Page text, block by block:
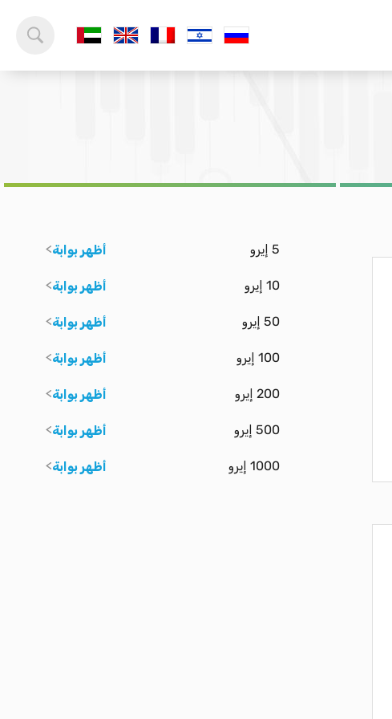
5 إيرو أظهر بوابة
10 إيرو أظهر بوابة
50 إيرو أظهر بوابة
100 إيرو أظهر بوابة
200 إيرو أظهر بوابة
500 إيرو أظهر بوابة
1000 إيرو أظهر بوابة